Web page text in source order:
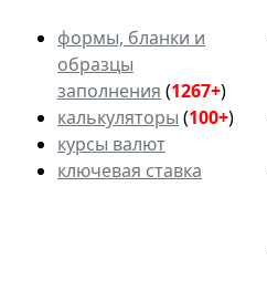
формы, бланки и
образцы
заполнения (1267+)
калькуляторы (100+)
курсы валют
ключевая ставка